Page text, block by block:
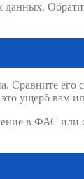
Сравните его
ущерб вам
в ФАС или